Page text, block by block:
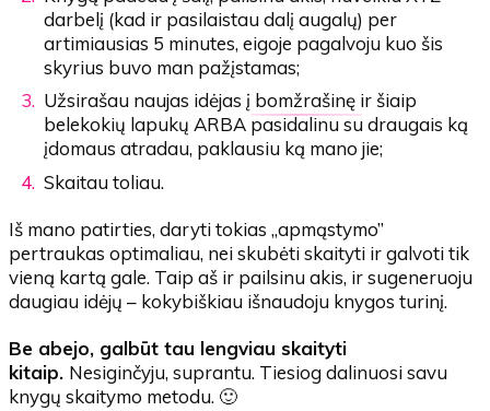
darbelį (kad ir pasilaistau dalį augalų) per
artimiausias 5 minutes, eigoje pagalvoju kuo šis
skyrius buvo man pažįstamas;
Užsirašau naujas idėjas į bomžrašinę ir šiaip
belekokių lapukų ARBA pasidalinu su draugais ką
įdomaus atradau, paklausiu ką mano jie;
Skaitau toliau.
Iš mano patirties, daryti tokias „apmąstymo”
pertraukas optimaliau, nei skubėti skaityti ir galvoti tik
vieną kartą gale. Taip aš ir pailsinu akis, ir sugeneruoju
daugiau idėjų – kokybiškiau išnaudoju knygos turinį.
Be abejo, galbūt tau lengviau skaityti
kitaip. Nesiginčyju, suprantu. Tiesiog dalinuosi savu
knygų skaitymo metodu. 🙂